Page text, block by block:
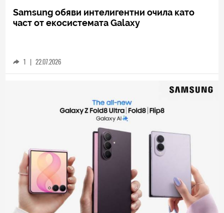
Samsung обяви интелигентни очила като
част от екосистемата Galaxy
1 | 22.07.2026